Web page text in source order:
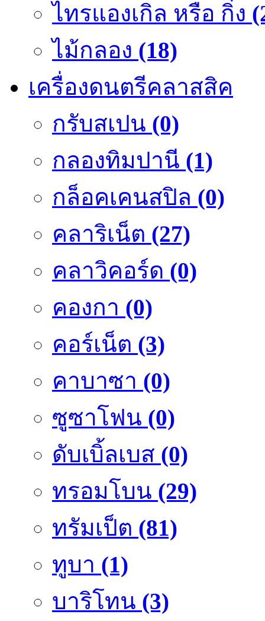
ไทรแองเกิล หรือ กิ๋ง
ไม้กลอง (18)
เครื่องดนตรีคลาสสิค
กรับสเปน (0)
กลองทิมปานี (1)
กล็อคเคนสปิล (0)
คลาริเน็ต (27)
คลาวิคอร์ด (0)
คองกา (0)
คอร์เน็ต (3)
คาบาซา (0)
ซูซาโฟน (0)
ดับเบิ้ลเบส (0)
ทรอมโบน (29)
ทรัมเป็ต (81)
ทูบา (1)
บาริโทน (3)